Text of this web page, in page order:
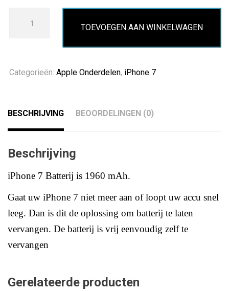
TOEVOEGEN AAN WINKELWAGEN
Categorieën: Apple Onderdelen, iPhone 7
BESCHRIJVING BEOORDELINGEN (0)
Beschrijving
iPhone 7 Batterij is 1960 mAh.
Gaat uw iPhone 7 niet meer aan of loopt uw accu snel
leeg. Dan is dit de oplossing om batterij te laten
vervangen. De batterij is vrij eenvoudig zelf te
vervangen
Gerelateerde producten